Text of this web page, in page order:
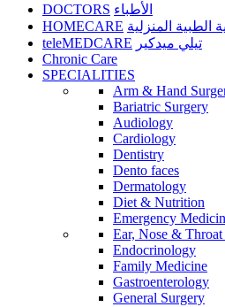
DOCTORS الأطباء
HOMECARE الطبية المنزلية
teleMEDCARE تيلي ميدكير
Chronic Care
SPECIALITIES
Arm & Hand
Bariatric Surgery
Audiology
Cardiology
Dentistry
Dento faces
Dermatology
Diet & Nutrition
Emergency
Ear, Nose &
Endocrinology
Family Medicine
Gastroenterology
General Surgery